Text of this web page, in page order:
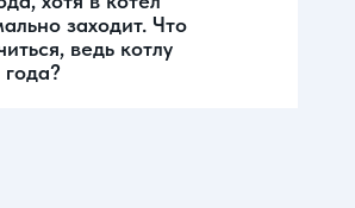
заходит. Что
ведь котлу